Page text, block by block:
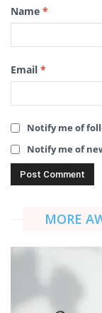
Name *
Email *
Notify me of
Notify me of
MORE